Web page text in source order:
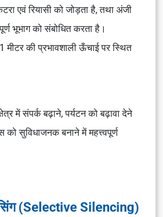
एवं रियासी को जोड़ता है, तथा अंजी
भूभाग को संबोधित करता है।
की प्रभावशाली ऊँचाई पर स्थित
में संपर्क बढ़ाने, पर्यटन को बढ़ावा देने
को सुविधाजनक बनाने में महत्त्वपूर्ण
(Selective Silencing)